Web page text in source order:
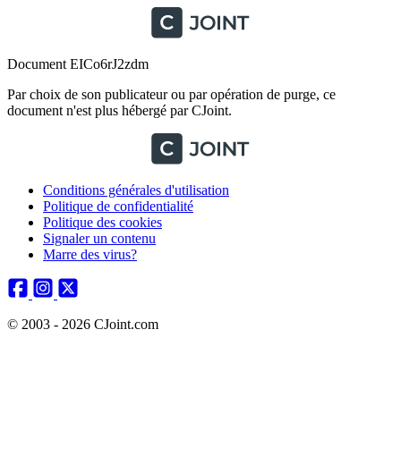
Document EICo6rJ2zdm
Par choix de son publicateur ou par opération de purge, ce
document n'est plus hébergé par CJoint.
Conditions générales d'utilisation
Politique de confidentialité
Politique des cookies
Signaler un contenu
Marre des virus?
© 2003 - 2026 CJoint.com